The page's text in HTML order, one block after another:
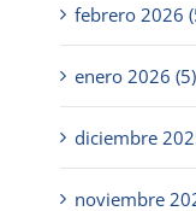
febrero 2026
enero 2026 (5)
diciembre
noviembre